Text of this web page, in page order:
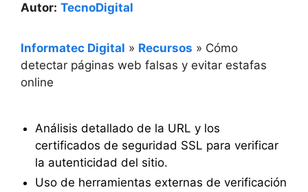
Autor: TecnoDigital
Informatec Digital » Recursos » Cómo
detectar páginas web falsas y evitar estafas
online
Análisis detallado de la URL y los
certificados de seguridad SSL para verificar
la autenticidad del sitio.
Uso de herramientas externas de verificación